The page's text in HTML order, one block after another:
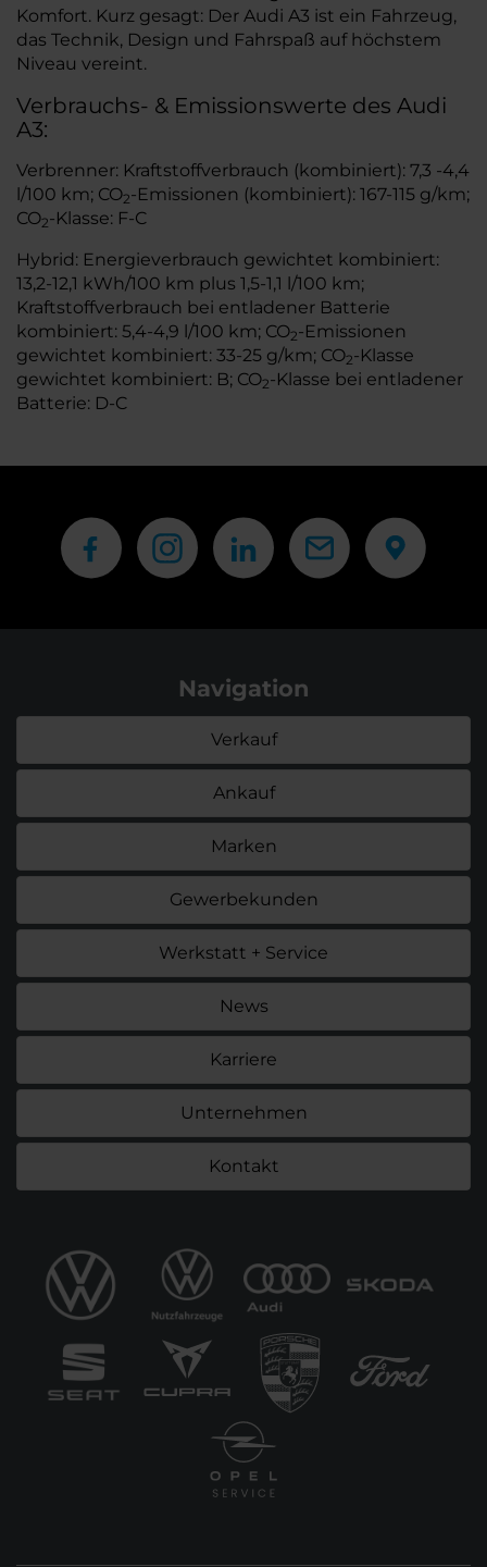
Komfort. Kurz gesagt: Der Audi A3 ist ein Fahrzeug,
das Technik, Design und Fahrspaß auf höchstem
Niveau vereint.
Verbrauchs- & Emissionswerte des Audi
A3:
Verbrenner: Kraftstoffverbrauch (kombiniert): 7,3 -4,4
l/100 km; CO2-Emissionen (kombiniert): 167-115 g/km;
CO2-Klasse: F-C
Hybrid: Energieverbrauch gewichtet kombiniert:
13,2-12,1 kWh/100 km plus 1,5-1,1 l/100 km;
Kraftstoffverbrauch bei entladener Batterie
kombiniert: 5,4-4,9 l/100 km; CO2-Emissionen
gewichtet kombiniert: 33-25 g/km; CO2-Klasse
gewichtet kombiniert: B; CO2-Klasse bei entladener
Batterie: D-C
Navigation
Verkauf
Ankauf
Marken
Gewerbekunden
Werkstatt + Service
News
Karriere
Unternehmen
Kontakt